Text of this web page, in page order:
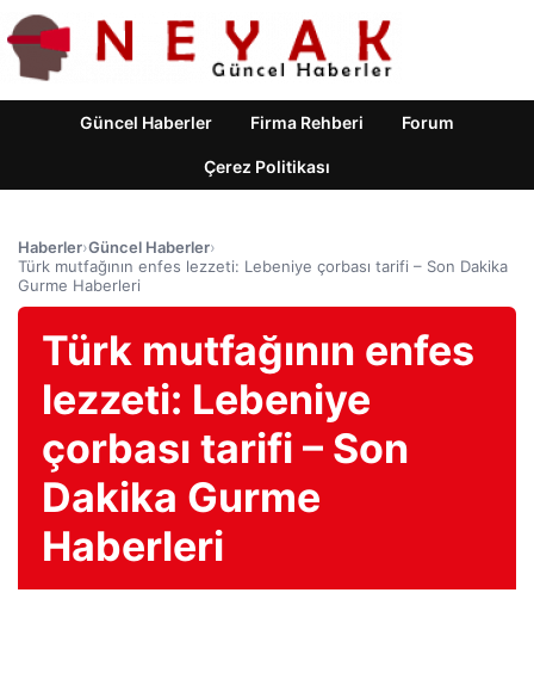
Güncel Haberler Firma Rehberi Forum
Çerez Politikası
Haberler›Güncel Haberler›
Türk mutfağının enfes lezzeti: Lebeniye çorbası tarifi – Son Dakika
Gurme Haberleri
Türk mutfağının enfes
lezzeti: Lebeniye
çorbası tarifi – Son
Dakika Gurme
Haberleri